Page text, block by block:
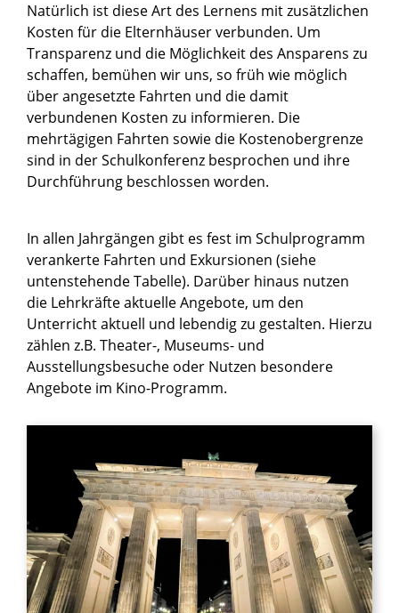
Natürlich ist diese Art des Lernens mit zusätzlichen
Kosten für die Elternhäuser verbunden. Um
Transparenz und die Möglichkeit des Ansparens zu
schaffen, bemühen wir uns, so früh wie möglich
über angesetzte Fahrten und die damit
verbundenen Kosten zu informieren. Die
mehrtägigen Fahrten sowie die Kostenobergrenze
sind in der Schulkonferenz besprochen und ihre
Durchführung beschlossen worden.
In allen Jahrgängen gibt es fest im Schulprogramm
verankerte Fahrten und Exkursionen (siehe
untenstehende Tabelle). Darüber hinaus nutzen
die Lehrkräfte aktuelle Angebote, um den
Unterricht aktuell und lebendig zu gestalten. Hierzu
zählen z.B. Theater-, Museums- und
Ausstellungsbesuche oder Nutzen besondere
Angebote im Kino-Programm.